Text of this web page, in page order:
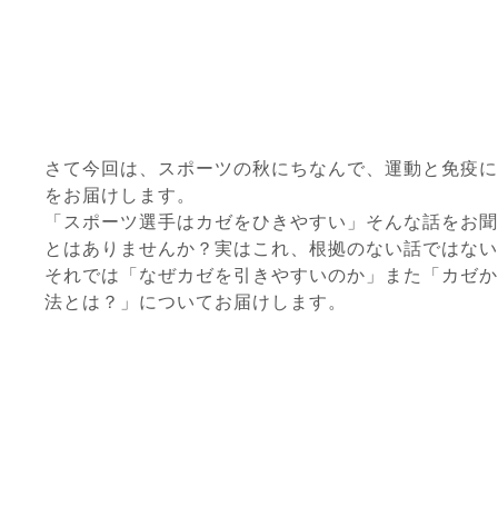
さて今回は、スポーツの秋にちなんで、運動と免疫
をお届けします。
「スポーツ選手はカゼをひきやすい」そんな話をお
とはありませんか？実はこれ、根拠のない話ではな
それでは「なぜカゼを引きやすいのか」また「カゼ
法とは？」についてお届けします。